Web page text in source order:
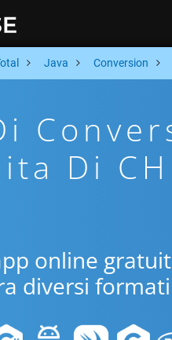
Java Conversion
Di
online
diversi